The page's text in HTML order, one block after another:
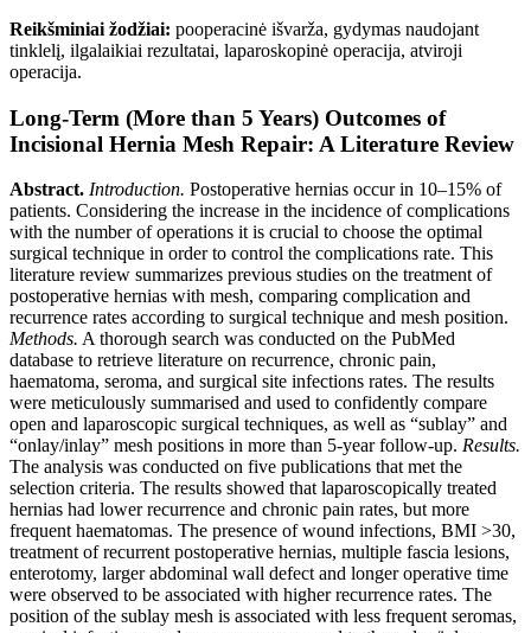
Reikšminiai žodžiai: pooperacinė išvarža, gydymas naudojant
tinklelį, ilgalaikiai rezultatai, laparoskopinė operacija, atviroji
operacija.
Long-Term (More than 5 Years) Outcomes of
Incisional Hernia Mesh Repair: A Literature Review
Abstract. Introduction. Postoperative hernias occur in 10–15% of
patients. Considering the increase in the incidence of complications
with the number of operations it is crucial to choose the optimal
surgical technique in order to control the complications rate. This
literature review summarizes previous studies on the treatment of
postoperative hernias with mesh, comparing complication and
recurrence rates according to surgical technique and mesh position.
Methods. A thorough search was conducted on the PubMed
database to retrieve literature on recurrence, chronic pain,
haematoma, seroma, and surgical site infections rates. The results
were meticulously summarised and used to confidently compare
open and laparoscopic surgical techniques, as well as “sublay” and
“onlay/inlay” mesh positions in more than 5-year follow-up. Results.
The analysis was conducted on five publications that met the
selection criteria. The results showed that laparoscopically treated
hernias had lower recurrence and chronic pain rates, but more
frequent haematomas. The presence of wound infections, BMI >30,
treatment of recurrent postoperative hernias, multiple fascia lesions,
enterotomy, larger abdominal wall defect and longer operative time
were observed to be associated with higher recurrence rates. The
position of the sublay mesh is associated with less frequent seromas,